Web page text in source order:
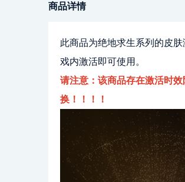
商品详情
此商品为绝地求生系列的皮
戏内激活即可使用。
请注意：该商品存在激活时
换！！！！